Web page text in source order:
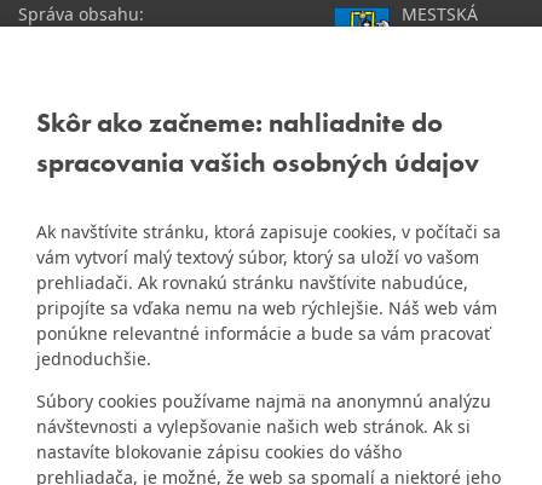
Skôr ako začneme: nahliadnite do
spracovania vašich osobných údajov
Ak navštívite stránku, ktorá zapisuje cookies, v počítači sa
vám vytvorí malý textový súbor, ktorý sa uloží vo vašom
prehliadači. Ak rovnakú stránku navštívite nabudúce,
pripojíte sa vďaka nemu na web rýchlejšie. Náš web vám
ponúkne relevantné informácie a bude sa vám pracovať
jednoduchšie.
Súbory cookies používame najmä na anonymnú analýzu
návštevnosti a vylepšovanie našich web stránok. Ak si
nastavíte blokovanie zápisu cookies do vášho
prehliadača, je možné, že web sa spomalí a niektoré jeho
Správa obsahu:
Staršie informácie a dokumenty
starej stránke Dúbravky
Naša mestská časť získala 3.
miesto v súťažiZlatyErb.sk
o
najlepšiu internetovú stránku
samospráv za rok 2020
MESTSKÁ
Žatevná 2, 844 02
IČO: 00603406
DIČ: 2020919120
IČ DPH: Nie sme platca
DPH
Bankové spojenie:
a.s., Mlynské nivy 1, 829 90
Bratislava 25
Číslo účtu v tvare IBAN: